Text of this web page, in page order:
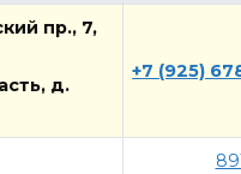
пр., 7,
д.
+7 (925)